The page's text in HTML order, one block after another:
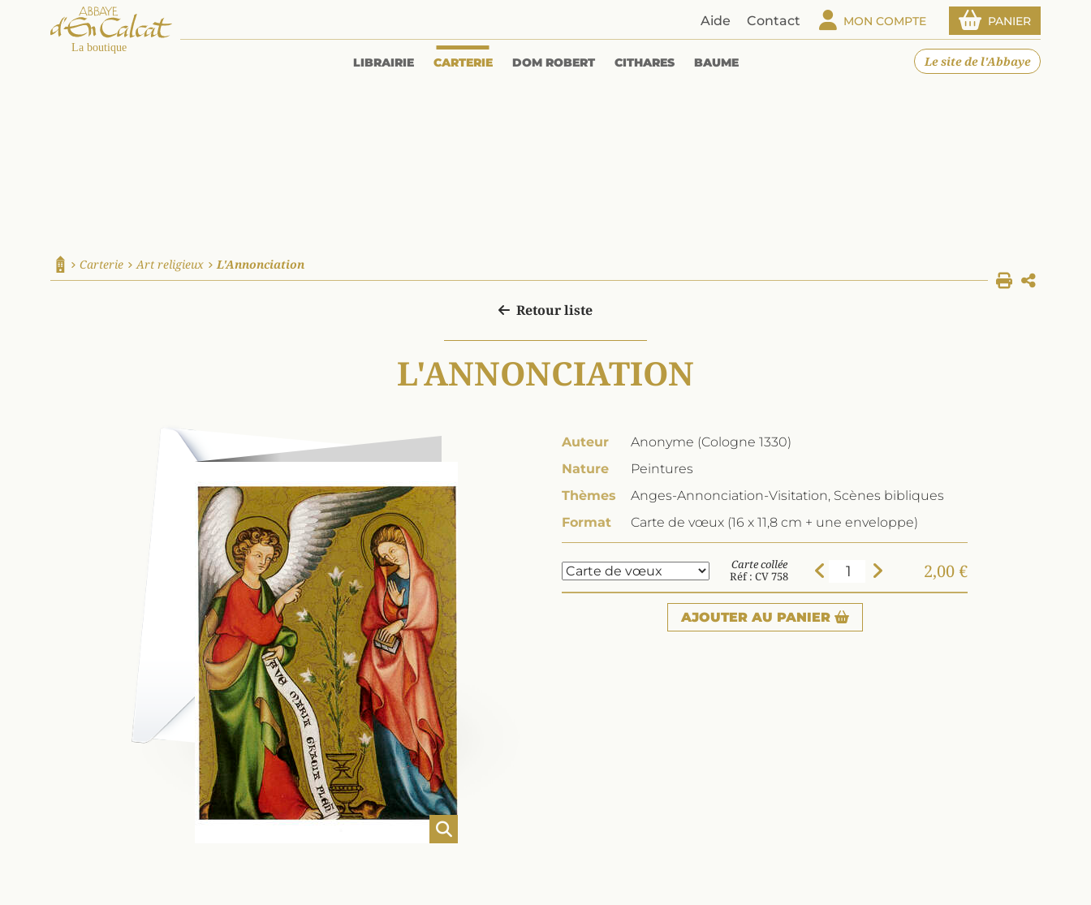
Aide Contact MON COMPTE PANIER
LIBRAIRIE CARTERIE DOM ROBERT CITHARES BAUME Le site de l'Abbaye
Accueil
Carterie Art religieux L'Annonciation
Retour liste
L'ANNONCIATION
Auteur
Anonyme (Cologne 1330)
Nature
Peintures
Thèmes
Anges-Annonciation-Visitation, Scènes bibliques
Format
Carte de vœux (16 x 11,8 cm + une enveloppe)
Carte collée
Réf : CV 758
2,00 €
AJOUTER AU PANIER